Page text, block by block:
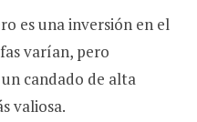
es una inversión en el
varían, pero
candado de alta
valiosa.